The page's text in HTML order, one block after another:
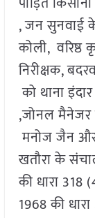
, जन सुनवाई
कोली, वरिष्ठ
निरीक्षक,
को थाना
,जोनल मैनेजर
मनोज जैन और
खतौरा के
की धारा
1968 की